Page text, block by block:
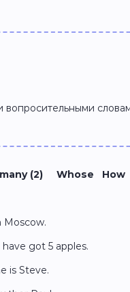
вопросительными
(2) Whose
Moscow.
have got 5 apples.
is Steve.